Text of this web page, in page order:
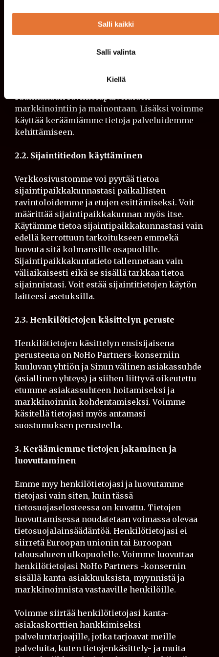
Salli kaikki
Salli valinta
Kiellä
2.1. Palveluiden tarjoaminen ja
Voimme käyttää tietojasi tarjotaksemme Sinulle
Voimme käyttää tietojasi myös Sinulle
suunnattuun ravintolapalveluiden
markkinointiin ja mainontaan. Lisäksi voimme
käyttää keräämiämme tietoja palveluidemme
kehittämiseen.
2.2. Sijaintitiedon käyttäminen
Verkkosivustomme voi pyytää tietoa
sijaintipaikkakunnastasi paikallisten
ravintoloidemme ja etujen esittämiseksi. Voit
määrittää sijaintipaikkakunnan myös itse.
Käytämme tietoa sijaintipaikkakunnastasi vain
edellä kerrottuun tarkoitukseen emmekä
luovuta sitä kolmansille osapuolille.
Sijaintipaikkakuntatieto tallennetaan vain
väliaikaisesti eikä se sisällä tarkkaa tietoa
sijainnistasi. Voit estää sijaintitietojen käytön
laitteesi asetuksilla.
2.3. Henkilötietojen käsittelyn peruste
Henkilötietojen käsittelyn ensisijaisena
perusteena on NoHo Partners-konserniin
kuuluvan yhtiön ja Sinun välinen asiakassuhde
(asiallinen yhteys) ja siihen liittyvä oikeutettu
etumme asiakassuhteen hoitamiseksi ja
markkinoinnin kohdentamiseksi. Voimme
käsitellä tietojasi myös antamasi
suostumuksen perusteella.
3. Keräämiemme tietojen jakaminen ja
luovuttaminen
Emme myy henkilötietojasi ja luovutamme
tietojasi vain siten, kuin tässä
tietosuojaselosteessa on kuvattu. Tietojen
luovuttamisessa noudatetaan voimassa olevaa
tietosuojalainsäädäntöä. Henkilötietojasi ei
siirretä Euroopan unionin tai Euroopan
talousalueen ulkopuolelle. Voimme luovuttaa
henkilötietojasi NoHo Partners -konsernin
sisällä kanta-asiakkuuksista, myynnistä ja
markkinoinnista vastaaville henkilöille.
Voimme siirtää henkilötietojasi kanta-
asiakaskorttien hankkimiseksi
palveluntarjoajille, jotka tarjoavat meille
palveluita, kuten tietojenkäsittely- ja muita